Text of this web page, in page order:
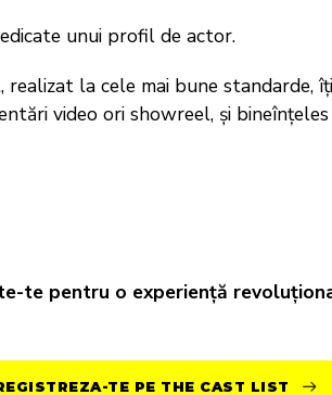
unui profil de actor.
la cele mai bune standarde,
video ori showreel, și
te pentru o experiență
TE PE THE CAST LIST